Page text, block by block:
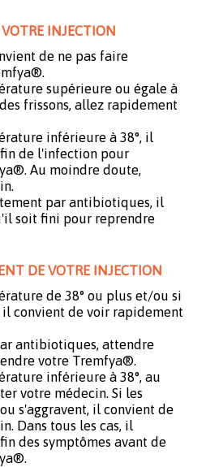
INJECTION
de ne pas faire
supérieure ou égale à
frissons, allez rapidement
inférieure à 38°, il
de l'infection pour
Au moindre doute,
par antibiotiques, il
soit fini pour reprendre
DE VOTRE INJECTION
de 38° ou plus et/ou si
il convient de voir rapidement
antibiotiques, attendre
votre Tremfya®.
inférieure à 38°, au
votre médecin. Si les
s'aggravent, il convient de
Dans tous les cas, il
des symptômes avant de